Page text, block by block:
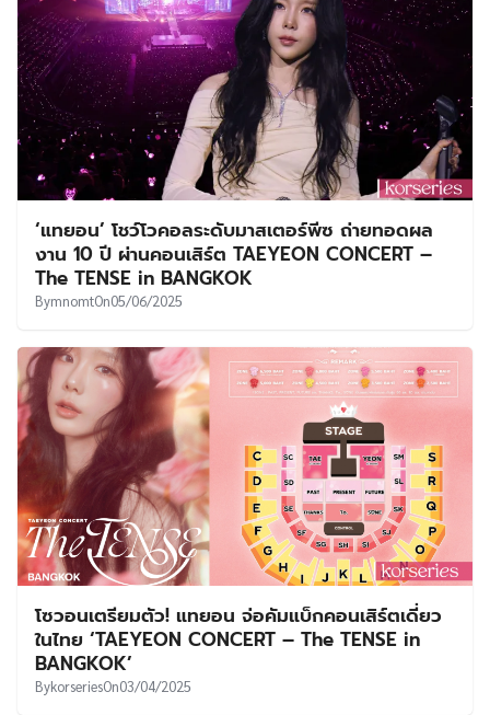
‘แทยอน’ โชว์โวคอลระดับมาสเตอร์พีซ ถ่ายทอดผล
งาน 10 ปี ผ่านคอนเสิร์ต TAEYEON CONCERT –
The TENSE in BANGKOK
BymnomtOn05/06/2025
โซวอนเตรียมตัว! แทยอน จ่อคัมแบ็กคอนเสิร์ตเดี่ยว
ในไทย ‘TAEYEON CONCERT – The TENSE in
BANGKOK’
BykorseriesOn03/04/2025